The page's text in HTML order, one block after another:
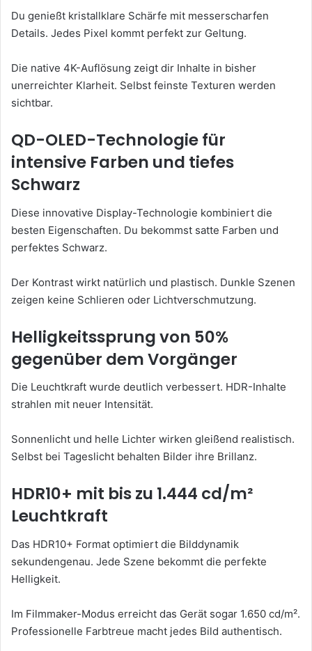
Du genießt kristallklare Schärfe mit messerscharfen
Details. Jedes Pixel kommt perfekt zur Geltung.
Die native 4K-Auflösung zeigt dir Inhalte in bisher
unerreichter Klarheit. Selbst feinste Texturen werden
sichtbar.
QD-OLED-Technologie für
intensive Farben und tiefes
Schwarz
Diese innovative Display-Technologie kombiniert die
besten Eigenschaften. Du bekommst satte Farben und
perfektes Schwarz.
Der Kontrast wirkt natürlich und plastisch. Dunkle Szenen
zeigen keine Schlieren oder Lichtverschmutzung.
Helligkeitssprung von 50%
gegenüber dem Vorgänger
Die Leuchtkraft wurde deutlich verbessert. HDR-Inhalte
strahlen mit neuer Intensität.
Sonnenlicht und helle Lichter wirken gleißend realistisch.
Selbst bei Tageslicht behalten Bilder ihre Brillanz.
HDR10+ mit bis zu 1.444 cd/m²
Leuchtkraft
Das HDR10+ Format optimiert die Bilddynamik
sekundengenau. Jede Szene bekommt die perfekte
Helligkeit.
Im Filmmaker-Modus erreicht das Gerät sogar 1.650 cd/m².
Professionelle Farbtreue macht jedes Bild authentisch.